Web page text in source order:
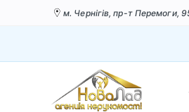
м. Чернігів, пр-т Перемоги,